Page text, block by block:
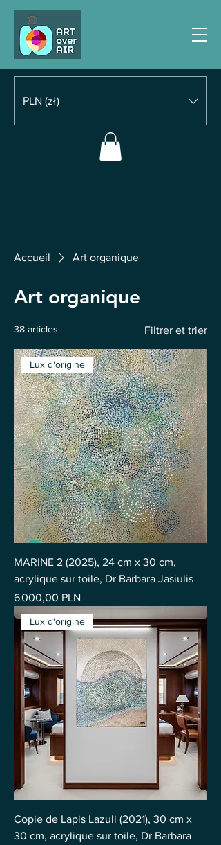
PLN (zł)
Accueil Art organique
Art organique
38 articles Filtrer et trier
Lux d'origine
MARINE 2 (2025), 24 cm x 30 cm,
acrylique sur toile, Dr Barbara Jasiulis
Prix
6 000,00 PLN
Lux d'origine
Copie de Lapis Lazuli (2021), 30 cm x
30 cm, acrylique sur toile, Dr Barbara